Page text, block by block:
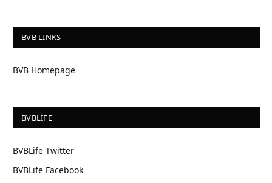
BVB LINKS
BVB Homepage
BVBLIFE
BVBLife Twitter
BVBLife Facebook